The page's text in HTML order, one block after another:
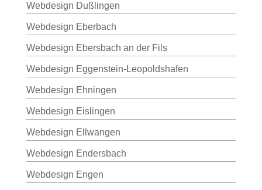
Webdesign Dußlingen
Webdesign Eberbach
Webdesign Ebersbach an der Fils
Webdesign Eggenstein-Leopoldshafen
Webdesign Ehningen
Webdesign Eislingen
Webdesign Ellwangen
Webdesign Endersbach
Webdesign Engen